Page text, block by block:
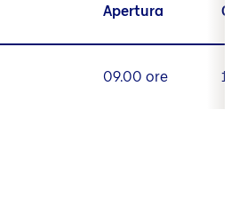
Apertura
09.00 ore